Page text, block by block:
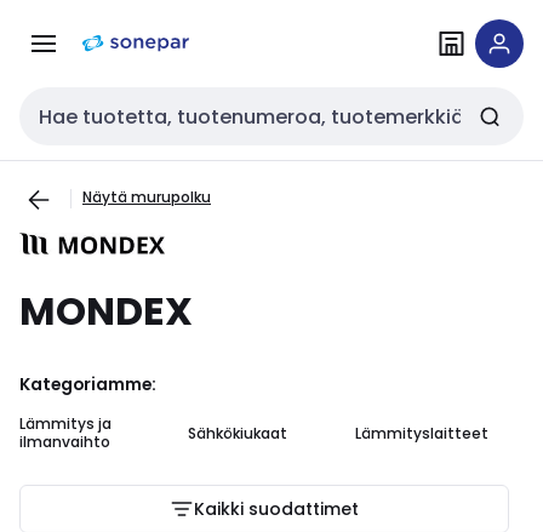
navigointiinsisältöön
Haku
Näytä murupolku
MONDEX
Kategoriamme:
Lämmitys ja
ilmanvaihto
Sähkökiukaat Lämmityslaitteet
Kaikki suodattimet